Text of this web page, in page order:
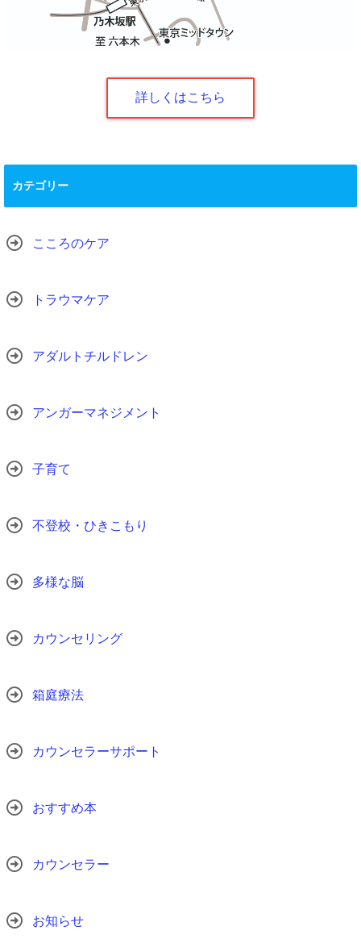
詳しくはこちら
カテゴリー
こころのケア
トラウマケア
アダルトチルドレン
アンガーマネジメント
子育て
不登校・ひきこもり
多様な脳
カウンセリング
箱庭療法
カウンセラーサポート
おすすめ本
カウンセラー
お知らせ